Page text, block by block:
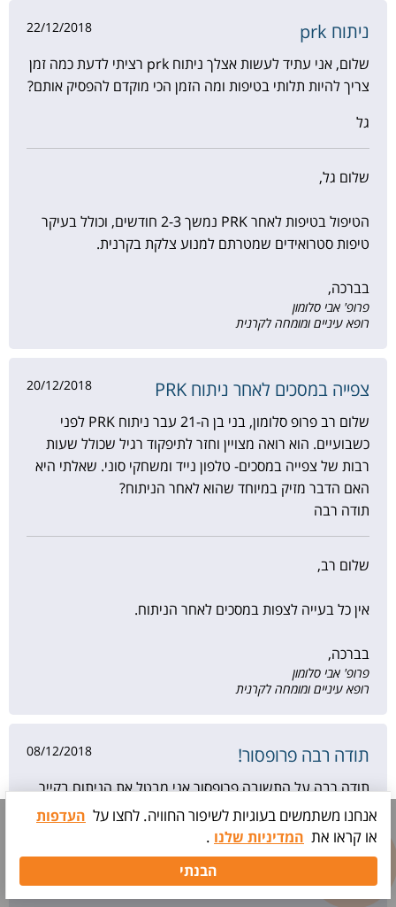
ניתוח prk 22/12/2018
שלום, אני עתיד לעשות אצלך ניתוח prk רציתי לדעת כמה זמן
צריך להיות תלותי בטיפות ומה הזמן הכי מוקדם להפסיק אותם?
גל
שלום גל,
הטיפול בטיפות לאחר PRK נמשך 2-3 חודשים, וכולל בעיקר
טיפות סטרואידים שמטרתם למנוע צלקת בקרנית.
בברכה,
פרופ' אבי סלומון
רופא עיניים ומומחה לקרנית
צפייה במסכים לאחר ניתוח PRK 20/12/2018
שלום רב פרופ סלומון, בני בן ה-21 עבר ניתוח PRK לפני
כשבועיים. הוא רואה מצויין וחזר לתיפקוד רגיל שכולל שעות
רבות של צפייה במסכים- טלפון נייד ומשחקי סוני. שאלתי היא
האם הדבר מזיק במיוחד שהוא לאחר הניתוח?
תודה רבה
שלום רב,
אין כל בעייה לצפות במסכים לאחר הניתוח.
בברכה,
פרופ' אבי סלומון
רופא עיניים ומומחה לקרנית
תודה רבה פרופסור! 08/12/2018
תודה רבה על התשובה פרופסור אני מבטל את הניתוח בקייר
לייזר ומגיע להדסה אופטימל הייתי רוצה לפגוש אותך ואם
אפשר ממש בבקשה שאתה גם תנתח אותי אני מקווה לקבל
יחס טוב ודואג לפני ואחרי הניתוח תודה רבה דוק!
אורי
תיאום
אנחנו משתמשים בעוגיות לשיפור החוויה. לחצו על העדפות
או קראו את המדיניות שלנו .
הבנתי